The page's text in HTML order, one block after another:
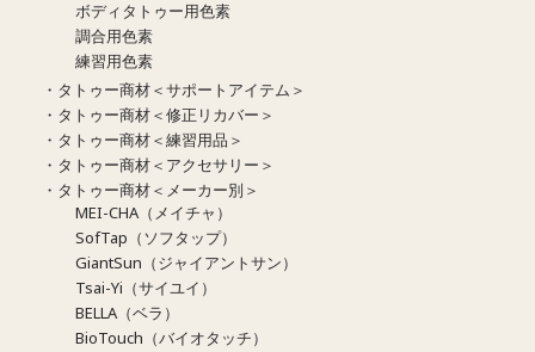
ボディタトゥー用色素
調合用色素
練習用色素
・タトゥー商材＜サポートアイテム＞
・タトゥー商材＜修正リカバー＞
・タトゥー商材＜練習用品＞
・タトゥー商材＜アクセサリー＞
・タトゥー商材＜メーカー別＞
MEI-CHA（メイチャ）
SofTap（ソフタップ）
GiantSun（ジャイアントサン）
Tsai-Yi（サイユイ）
BELLA（ベラ）
BioTouch（バイオタッチ）